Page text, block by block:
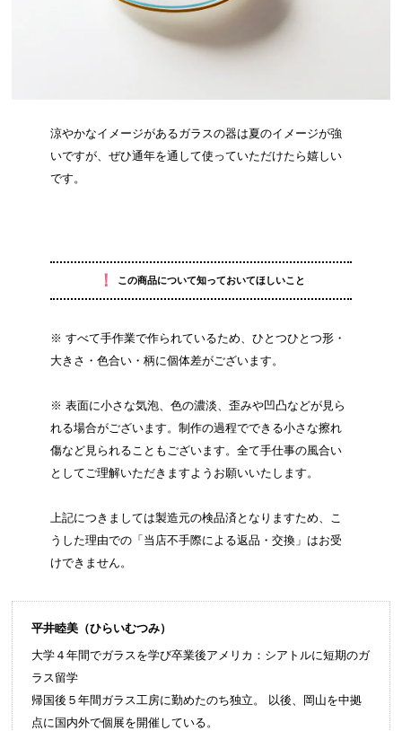
涼やかなイメージがあるガラスの器は夏のイメージが強
いですが、ぜひ通年を通して使っていただけたら嬉しい
です。
！ この商品について知っておいてほしいこと
※ すべて手作業で作られているため、ひとつひとつ形・
大きさ・色合い・柄に個体差がございます。
※ 表面に小さな気泡、色の濃淡、歪みや凹凸などが見ら
れる場合がございます。制作の過程でできる小さな擦れ
傷など見られることもございます。全て手仕事の風合い
としてご理解いただきますようお願いいたします。
上記につきましては製造元の検品済となりますため、こ
うした理由での「当店不手際による返品・交換」はお受
けできません。
平井睦美（ひらいむつみ）
大学４年間でガラスを学び卒業後アメリカ：シアトルに短期のガ
ラス留学
帰国後５年間ガラス工房に勤めたのち独立。 以後、岡山を中拠
点に国内外で個展を開催している。